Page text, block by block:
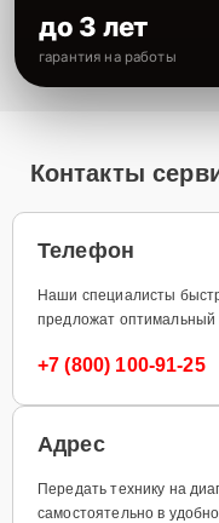
до 3 лет
гарантия на работы
Контакты
Телефон
Наши специалисты
предложат
+7 (800) 100-91-25
Адрес
Передать технику на
самостоятельно в